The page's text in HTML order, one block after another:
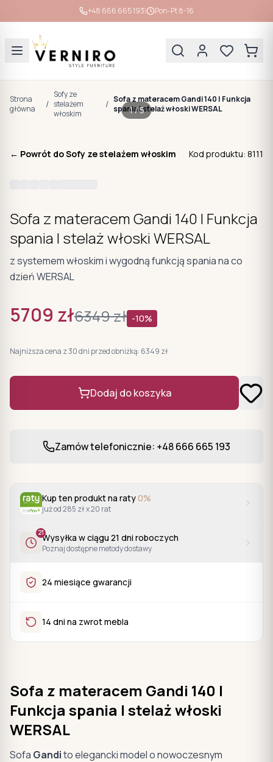
+48 666 665 193| Pon-Pt 8-16
Strona
główna
/
Sofy ze
stelażem
włoskim
/ Sofa z materacem Gandi 140 | Funkcja
spania | stelaż włoski WERSAL
1/5
← Powrót doSofy ze stelażem włoskim Kod produktu: 8111
Sofa z materacem Gandi 140 | Funkcja
spania | stelaż włoski WERSAL
z systemem włoskim i wygodną funkcją spania na co
dzień WERSAL
5709 zł6349zł -10%
Najniższa cena z 30 dni przed obniżką: 6349 zł
Dodaj do koszyka
Zamów telefonicznie: +48 666 665 193
Kup ten produkt na raty0%
już od 285 zł x 20 rat
21Wysyłka w ciągu 21 dni roboczych
Poznaj dostępne metody dostawy
24 miesiące gwarancji
14 dni na zwrot mebla
Sofa z materacem Gandi 140 |
Funkcja spania | stelaż włoski
WERSAL
Sofa Gandito elegancki model o nowoczesnym